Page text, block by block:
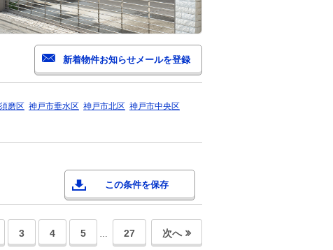
磨区 神戸市垂水区 神戸市北区 神戸市中央区
この条件を保存
3 4 5 … 27 次へ